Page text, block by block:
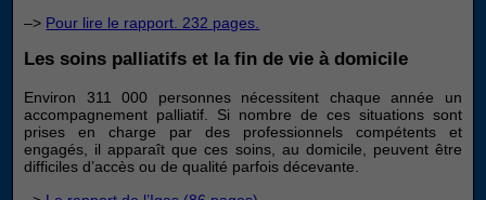
–> Pour lire le rapport. 232 pages.
Les soins palliatifs et la fin de vie à domicile
Environ 311 000 personnes nécessitent chaque année un
accompagnement palliatif. Si nombre de ces situations sont
prises en charge par des professionnels compétents et
engagés, il apparaît que ces soins, au domicile, peuvent être
difficiles d’accès ou de qualité parfois décevante.